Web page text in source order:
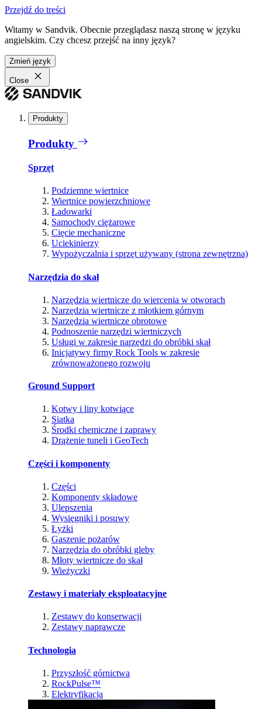
Przejdź do treści
Witamy w Sandvik. Obecnie przeglądasz naszą stronę w języku
angielskim. Czy chcesz przejść na inny język?
Zmień język
Close
Produkty
Produkty
Sprzęt
Podziemne wiertnice
Wiertnice powierzchniowe
Ładowarki
Samochody ciężarowe
Cięcie mechaniczne
Uciekinierzy
Wypożyczalnia i sprzęt używany (strona zewnętrzna)
Narzędzia do skał
Narzędzia wiertnicze do wiercenia w otworach
Narzędzia wiertnicze z młotkiem górnym
Narzędzia wiertnicze obrotowe
Podnoszenie narzędzi wiertniczych
Usługi w zakresie narzędzi do obróbki skał
Inicjatywy firmy Rock Tools w zakresie
zrównoważonego rozwoju
Ground Support
Kotwy i liny kotwiące
Siatka
Środki chemiczne i zaprawy
Drążenie tuneli i GeoTech
Części i komponenty
Części
Komponenty składowe
Ulepszenia
Wysięgniki i posuwy
Łyżki
Gaszenie pożarów
Narzędzia do obróbki gleby
Młoty wiertnicze do skał
Wieżyczki
Zestawy i materiały eksploatacyjne
Zestawy do konserwacji
Zestawy naprawcze
Technologia
Przyszłość górnictwa
RockPulse™
Elektryfikacja